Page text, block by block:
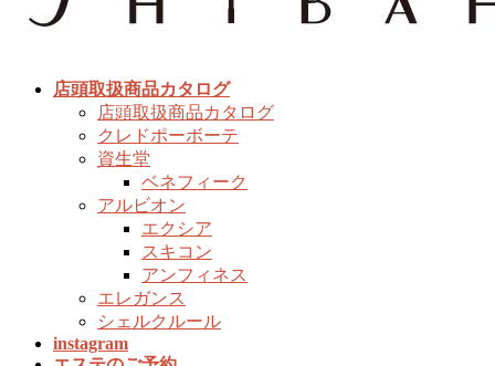
店頭取扱商品カタログ
店頭取扱商品カタログ
クレドポーボーテ
資生堂
ベネフィーク
アルビオン
エクシア
スキコン
アンフィネス
エレガンス
シェルクルール
instagram